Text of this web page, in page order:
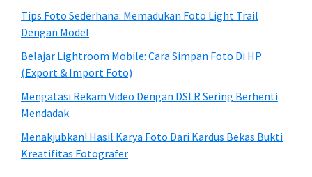
Tips Foto Sederhana: Memadukan Foto Light Trail
Dengan Model
Belajar Lightroom Mobile: Cara Simpan Foto Di HP
(Export & Import Foto)
Mengatasi Rekam Video Dengan DSLR Sering Berhenti
Mendadak
Menakjubkan! Hasil Karya Foto Dari Kardus Bekas Bukti
Kreatifitas Fotografer